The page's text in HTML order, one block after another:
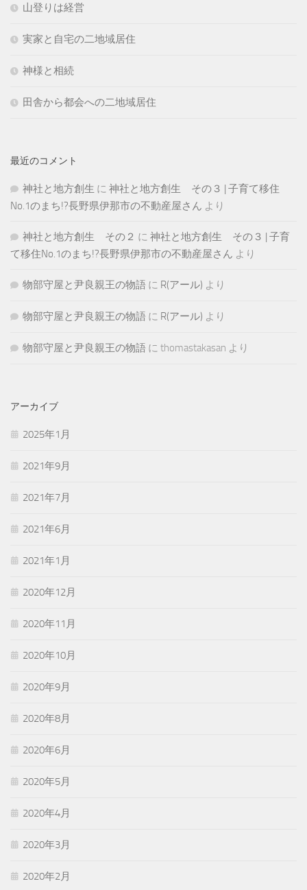
山登りは経営
実家と自宅の二地域居住
神様と相続
田舎から都会への二地域居住
最近のコメント
神社と地方創生 に 神社と地方創生 その３ | 子育て移住
No.1のまち!?長野県伊那市の不動産屋さん より
神社と地方創生 その２ に 神社と地方創生 その３ | 子育
て移住No.1のまち!?長野県伊那市の不動産屋さん より
物部守屋と尹良親王の物語 に R(アール) より
物部守屋と尹良親王の物語 に R(アール) より
物部守屋と尹良親王の物語 に thomastakasan より
アーカイブ
2025年1月
2021年9月
2021年7月
2021年6月
2021年1月
2020年12月
2020年11月
2020年10月
2020年9月
2020年8月
2020年6月
2020年5月
2020年4月
2020年3月
2020年2月